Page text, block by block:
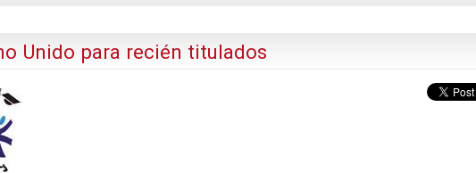
Unido para recién titulados